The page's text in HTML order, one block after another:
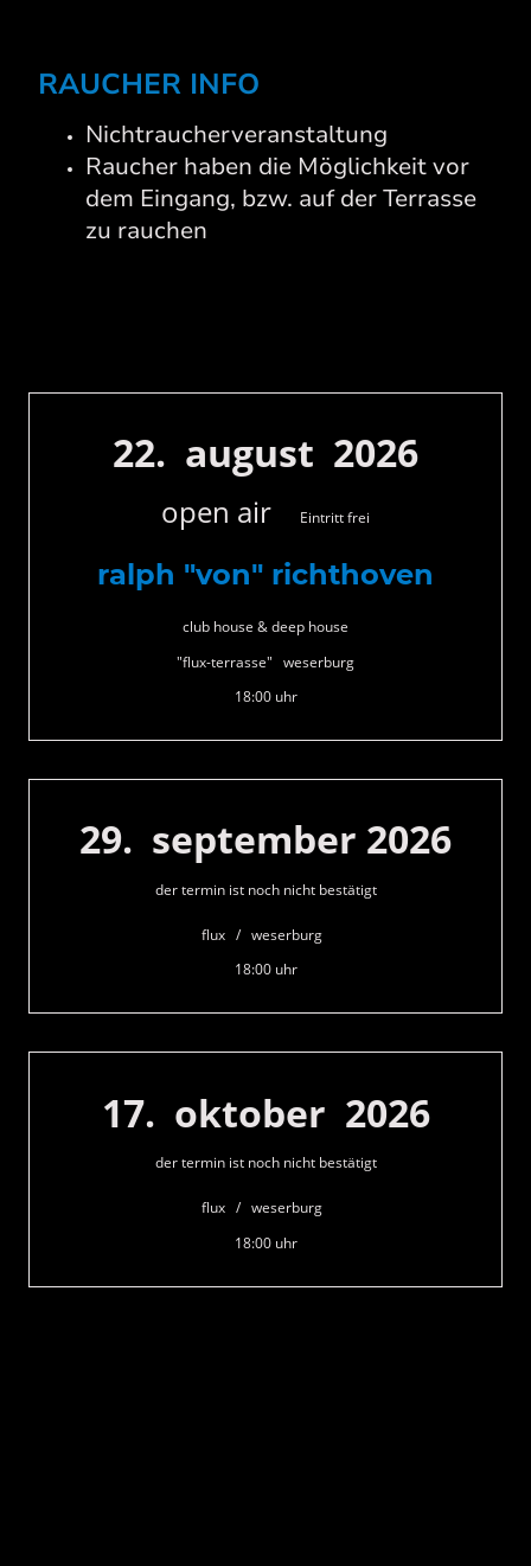
RAUCHER INFO
Nichtraucherveranstaltung
Raucher haben die Möglichkeit vor
dem Eingang, bzw. auf der Terrasse
zu rauchen
22. august 2026
open air Eintritt frei
ralph "von" richthoven
club house & deep house
"flux-terrasse" weserburg
18:00 uhr
29. september 2026
der termin ist noch nicht bestätigt
flux / weserburg
18:00 uhr
17. oktober 2026
der termin ist noch nicht bestätigt
flux / weserburg
18:00 uhr